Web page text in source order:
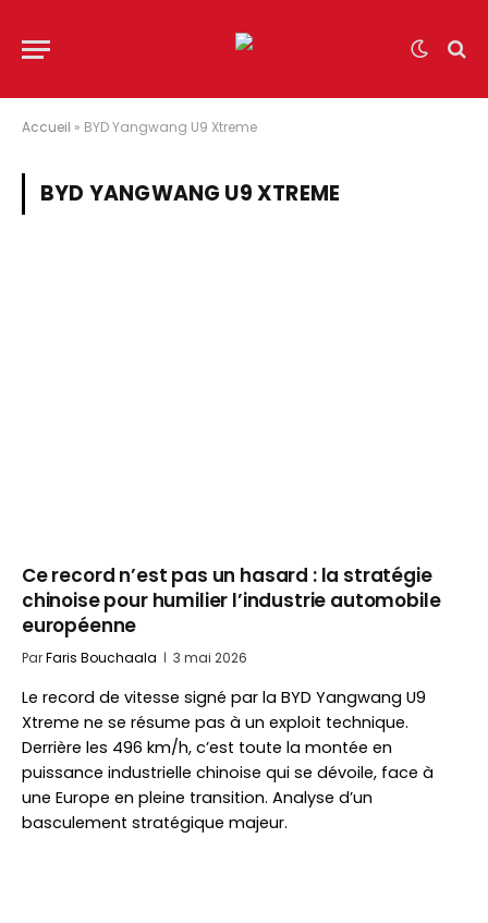
Accueil » BYD Yangwang U9 Xtreme
BYD YANGWANG U9 XTREME
Ce record n’est pas un hasard : la stratégie
chinoise pour humilier l’industrie automobile
européenne
ParFaris Bouchaala 3 mai 2026
Le record de vitesse signé par la BYD Yangwang U9
Xtreme ne se résume pas à un exploit technique.
Derrière les 496 km/h, c’est toute la montée en
puissance industrielle chinoise qui se dévoile, face à
une Europe en pleine transition. Analyse d’un
basculement stratégique majeur.